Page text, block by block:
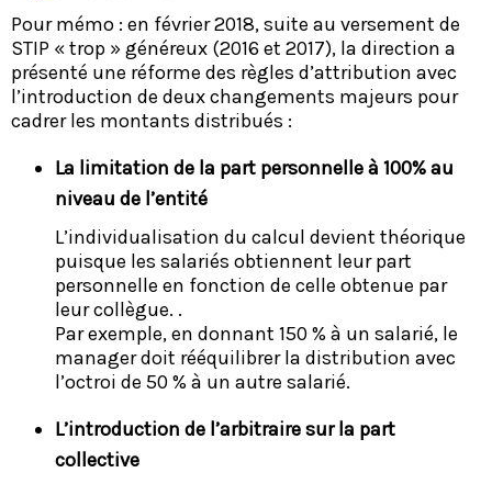
Pour mémo : en février 2018, suite au versement de
STIP « trop » généreux (2016 et 2017), la direction a
présenté une réforme des règles d’attribution avec
l’introduction de deux changements majeurs pour
cadrer les montants distribués :
La limitation de la part personnelle à 100% au
niveau de l’entité
L’individualisation du calcul devient théorique
puisque les salariés obtiennent leur part
personnelle en fonction de celle obtenue par
leur collègue. .
Par exemple, en donnant 150 % à un salarié, le
manager doit rééquilibrer la distribution avec
l’octroi de 50 % à un autre salarié.
L’introduction de l’arbitraire sur la part
collective